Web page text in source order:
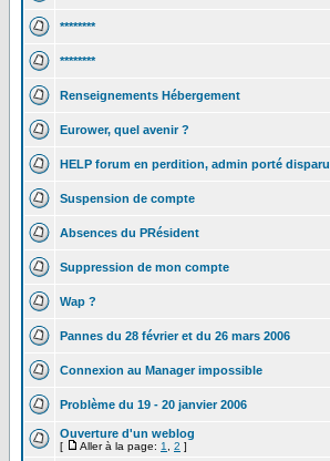
********
********
Renseignements Hébergement
Eurower, quel avenir ?
HELP forum en perdition, admin porté disparu
Suspension de compte
Absences du PRésident
Suppression de mon compte
Wap ?
Pannes du 28 février et du 26 mars 2006
Connexion au Manager impossible
Problème du 19 - 20 janvier 2006
Ouverture d'un weblog
[ Aller à la page: 1 2 ]